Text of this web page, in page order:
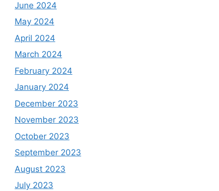
June 2024
May 2024
April 2024
March 2024
February 2024
January 2024
December 2023
November 2023
October 2023
September 2023
August 2023
July 2023